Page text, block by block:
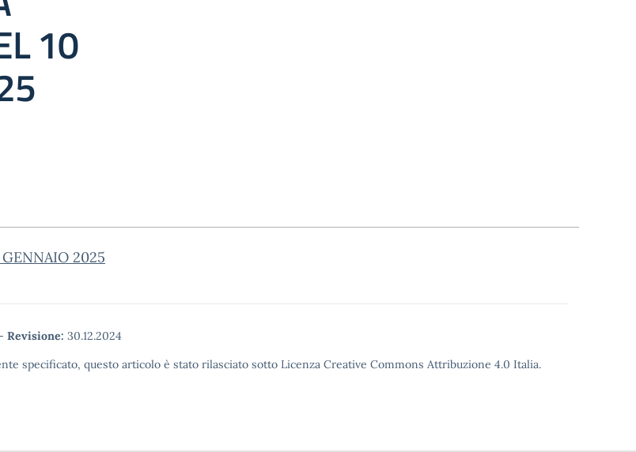
10
GENNAIO 2025
- Revisione: 30.12.2024
specificato, questo articolo è stato rilasciato sotto Licenza Creative Commons Attribuzione 4.0 Italia.